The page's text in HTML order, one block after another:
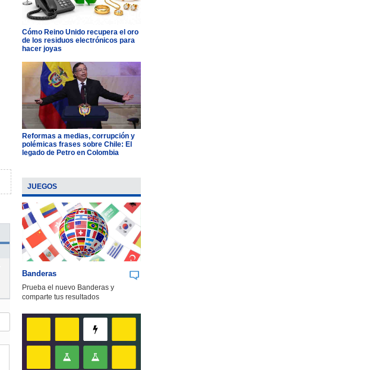
Cómo Reino Unido recupera el oro
de los residuos electrónicos para
hacer joyas
Reformas a medias, corrupción y
polémicas frases sobre Chile: El
legado de Petro en Colombia
JUEGOS
Banderas
Prueba el nuevo Banderas y
comparte tus resultados